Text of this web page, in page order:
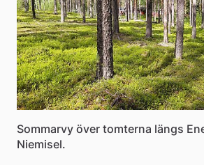
Sommarvy över tomterna längs
Niemisel.